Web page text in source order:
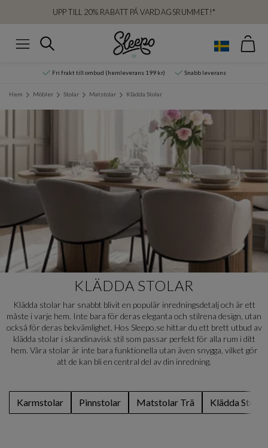
UPP TILL 20% RABATT PÅ VARDAGSRUMMET!*
Sök
Fri frakt till ombud (hemleverans 199 kr) Snabb leverans
Hem Möbler Stolar Matstolar Klädda Stolar
KLÄDDA STOLAR
Klädda stolar har snabbt blivit en populär inredningsdetalj och är ett
måste i varje hem. Inte bara för deras eleganta och stilrena design, utan
också för deras bekvämlighet. Hos Sleepo.se hittar du ett brett utbud av
klädda stolar i skandinavisk stil som passar perfekt för alla rum i ditt
hem. Våra stolar är inte bara funktionella utan även snygga, vilket gör
att de kan bli en central del av din inredning.
Karmstolar Pinnstolar Matstolar Trä Klädda Stolar